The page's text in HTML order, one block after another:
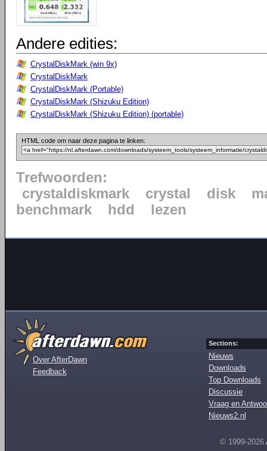
Andere edities:
CrystalDiskMark (win 9x)
CrystalDiskMark
CrystalDiskMark (Portable)
CrystalDiskMark (Shizuku Edition)
CrystalDiskMark (Shizuku Edition) (portable)
HTML code om naar deze pagina te linken:
Trefwoorden:
crystaldiskmark
crystal disk
benchmark
hdd lezen
Over AfterDawn
Feedback
Sections:
Nieuws
Downloads
Top Downloads
Discussie
Vraag en
Nieuws2.nl
© 1999-2026